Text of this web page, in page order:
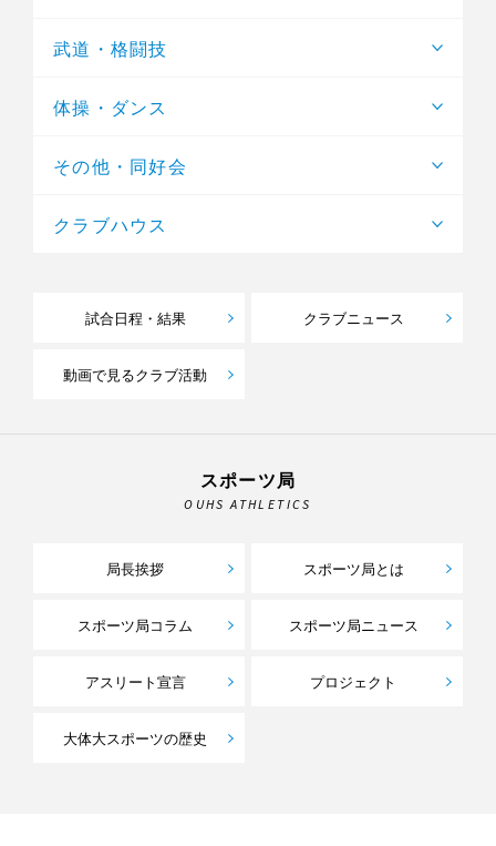
武道・格闘技
体操・ダンス
その他・同好会
クラブハウス
試合日程・結果 クラブニュース
動画で見るクラブ活動
スポーツ局
OUHS ATHLETICS
局長挨拶 スポーツ局とは
スポーツ局コラム スポーツ局ニュース
アスリート宣言 プロジェクト
大体大スポーツの歴史